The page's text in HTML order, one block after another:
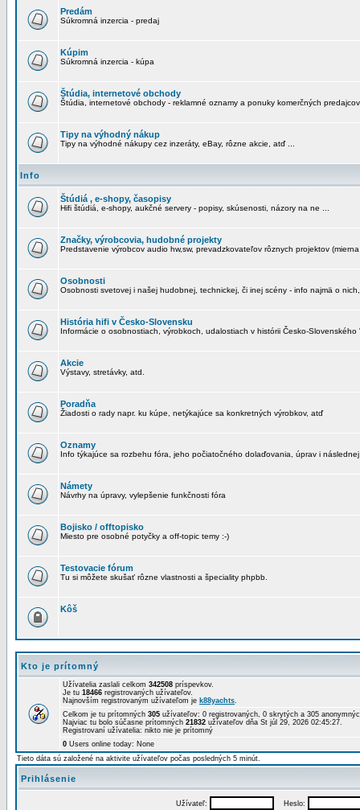
Predám
Súkromná inzercia - predaj
Kúpim
Súkromná inzercia - kúpa
Štúdia, internetové obchody
Štúdia, internetové obchody - reklamné oznamy a ponuky komerčných predajcov
Tipy na výhodný nákup
Tipy na výhodné nákupy cez inzeráty, eBay, rôzne akcie, atď ...
Info
Štúdiá , e-shopy, časopisy
Hifi štúdiá, e-shopy, aukčné servery - popisy, skúsenosti, názory na ne ...
Značky, výrobcovia, hudobné projekty
Predstavenie výrobcov audio hw,sw, prevadzkovateľov rôznych projektov
Osobnosti
Osobnosti svetovej i našej hudobnej, technickej, či inej scény - info najmä o
História hifi v Česko-Slovensku
Informácie o osobnostiach, výrobkoch, udalostiach v histórii Česko-Slovenského
Akcie
Výstavy, stretávky, atd.
Poradňa
Žiadosti o rady napr. ku kúpe, netýkajúce sa konkretných výrobkov, atď
Oznamy
Info týkajúce sa rozbehu fóra, jeho počiatočného dolaďovania, úprav i
Námety
Návrhy na úpravy, vylepšenie funkčnosti fóra
Bojisko / offtopisko
Miesto pre osobné potyčky a off-topic temy :-)
Testovacie fórum
Tu si môžete skušať rôzne vlastnosti a špeciality phpbb.
Kôš
Kto je prítomný
Užívatelia zaslali celkom 342508 príspevkov.
Je tu 18466 registrovaných užívateľov.
Najnovším registrovaným užívateľom je k88yachts.
Celkom je tu prítomných 305 užívateľov: 0 registrovaných, 0 skrytých a 305
Najviac tu bolo súčasne prítomných 21832 užívateľov dňa St júl 29, 2026 02:45:27.
Registrovaní užívatelia: nikto nie je prítomný
0 Users online today: None
Tieto dáta sú založené na aktivite užívateľov počas posledných 5 minút.
Prihlásenie
Užívateľ: Heslo: